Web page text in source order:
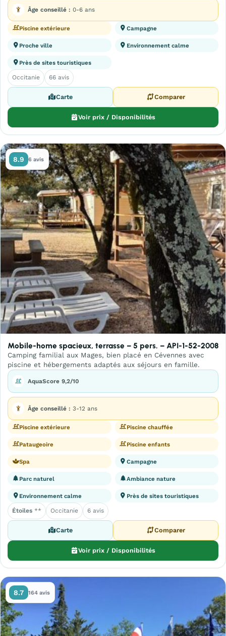
Âge conseillé : 0-6 ans
Piscine extérieure Campagne
Proche ville Environnement calme
Près de sites touristiques
Occitanie 66 avis
Carte Comparer
Voir prix / Disponibilités
8.9 6 avis
Mobile-home spacieux, terrasse – 5 pers. – API-1-52-2008
Camping familial aux Mages, bien placé en Cévennes avec
piscine et hébergements adaptés aux séjours en famille.
AquaScore 9,2/10
Âge conseillé : 3-12 ans
Piscine extérieure Piscine chauffée
Pataugeoire Piscine enfants
Spa Campagne
Parc naturel Ambiance nature
Environnement calme Près de sites touristiques
Étoiles ** Occitanie 6 avis
Carte Comparer
Voir prix / Disponibilités
8.7 164 avis